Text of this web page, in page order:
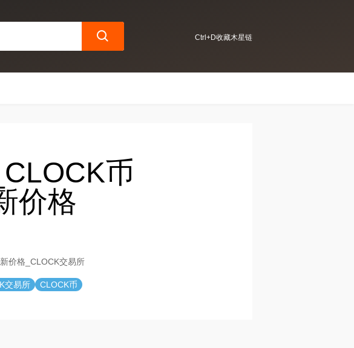
Ctrl+D收藏木星链
币
价格
价格_CLOCK交易所
交易所
CLOCK币